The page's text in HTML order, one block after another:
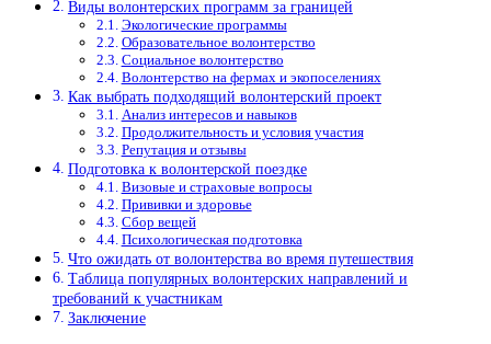
Виды волонтерских программ за границей
Экологические программы
Образовательное волонтерство
Социальное волонтерство
Волонтерство на фермах и экопоселениях
Как выбрать подходящий волонтерский проект
Анализ интересов и навыков
Продолжительность и условия участия
Репутация и отзывы
Подготовка к волонтерской поездке
Визовые и страховые вопросы
Прививки и здоровье
Сбор вещей
Психологическая подготовка
Что ожидать от волонтерства во время путешествия
Таблица популярных волонтерских направлений и
требований к участникам
Заключение